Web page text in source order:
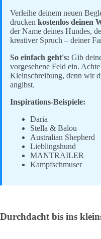
Verleihe deinem neuen
drucken kostenlos deinen
der Name deines Hundes,
kreativer Spruch – deiner
So einfach geht's: Gib
vorgesehene Feld ein.
Kleinschreibung, denn wir
angibst.
Inspirations-Beispiele:
Daria
Stella & Balou
Australian Shepherd
Lieblingshund
MANTRAILER
Kampfschmuser
Durchdacht bis ins